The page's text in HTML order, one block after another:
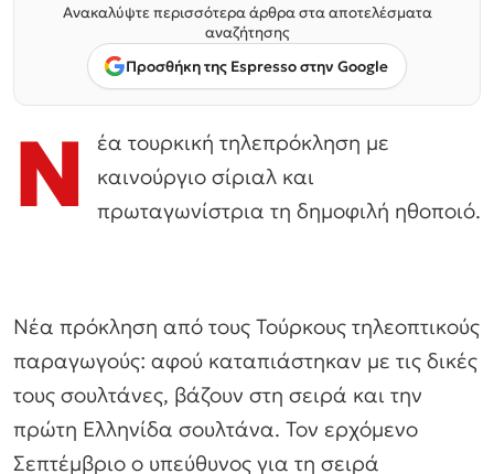
Ανακαλύψτε περισσότερα άρθρα στα αποτελέσματα
αναζήτησης
Προσθήκη της Espresso στην Google
Ν
έα τουρκική τηλεπρόκληση με
καινούργιο σίριαλ και
πρωταγωνίστρια τη δημοφιλή ηθοποιό.
Νέα πρόκληση από τους Τούρκους τηλεοπτικούς
παραγωγούς: αφού καταπιάστηκαν με τις δικές
τους σουλτάνες, βάζουν στη σειρά και την
πρώτη Ελληνίδα σουλτάνα. Τον ερχόμενο
Σεπτέμβριο ο υπεύθυνος για τη σειρά